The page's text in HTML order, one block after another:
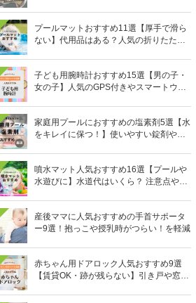
プールマットおすすめ11選【厚手で滑ら
ない】代用品はある？人気の折りたたみ
子ども用腕時計おすすめ15選【男の子・
女の子】人気のGPS付きやスマートウォ
家庭用プールにおすすめの塩素剤5選【水
をキレイに保つ！】使いやすい錠剤やパ
噴水マット人気おすすめ16選【プールや
水遊びに】水道代はいくら？ 注意点やデ
産後ママに人気おすすめの手首サポータ
ー9選！抱っこや授乳時がつらい！を軽減
赤ちゃん用ドアロック人気おすすめ9選
【賃貸OK・跡が残らない】引き戸や窓対